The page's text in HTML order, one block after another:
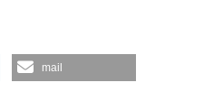
mail